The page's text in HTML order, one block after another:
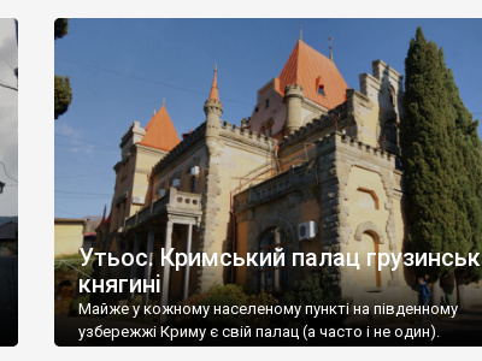
Утьос. Кримський палац
княгині
Майже у кожному населеному пункті на південному
узбережжі Криму є свій палац (а часто і не один).